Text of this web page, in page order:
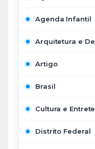
Agenda Infantil
Arquitetura e
Artigo
Brasil
Cultura e
Distrito Federal